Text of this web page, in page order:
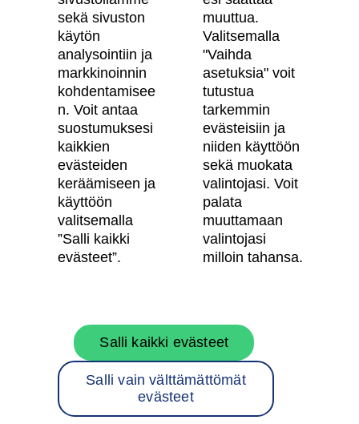
Digitaalinen asuntokauppa
Asiakkaiden kokemuksia meistä
Vastuullisuus
Tietosuojaseloste
Käyttöehdot
Evästeasetukset
Saavutettavuusseloste
Oma Skanska
Tietoa Skanskasta
Töihin meille
Rakentamispalvelut
sekä sivuston
käytön
analysointiin ja
markkinoinnin
kohdentamisee
n. Voit antaa
suostumuksesi
kaikkien
evästeiden
keräämiseen ja
käyttöön
valitsemalla
”Salli kaikki
evästeet”.
muuttua.
Valitsemalla
"Vaihda
asetuksia" voit
tutustua
tarkemmin
evästeisiin ja
niiden käyttöön
sekä muokata
valintojasi. Voit
palata
muuttamaan
valintojasi
milloin tahansa.
Salli vain välttämättömät
evästeet
Salli kaikki evästeet